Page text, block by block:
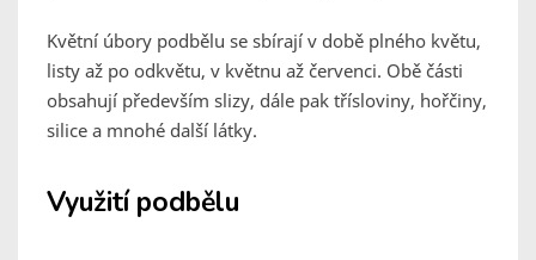
Květní úbory podbělu se sbírají v době plného květu,
listy až po odkvětu, v květnu až červenci. Obě části
obsahují především slizy, dále pak třísloviny, hořčiny,
silice a mnohé další látky.
Využití podbělu